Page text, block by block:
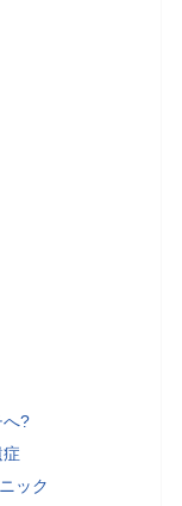
へ?
ック